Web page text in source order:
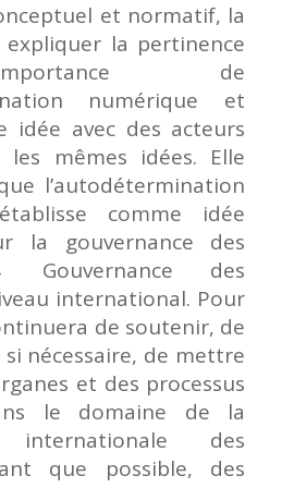
et normatif, la
expliquer la pertinence
de
numérique et
idée avec des acteurs
mêmes idées. Elle
l’autodétermination
comme idée
la gouvernance des
Gouvernance des
international. Pour
de soutenir, de
nécessaire, de mettre
et des processus
le domaine de la
internationale des
que possible, des